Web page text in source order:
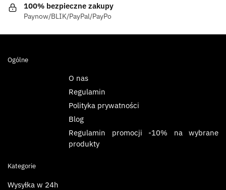
100% bezpieczne zakupy
Paynow/BLIK/PayPal/PayPo
Ogólne
O nas
Regulamin
Polityka prywatności
Blog
Regulamin promocji -10% na wybrane
produkty
Kategorie
Wysyłka w 24h